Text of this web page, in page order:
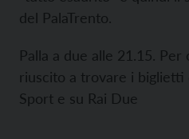
del PalaTrento.
Palla a due alle 21.15. Per
riuscito a trovare i biglietti
Sport e su Rai Due